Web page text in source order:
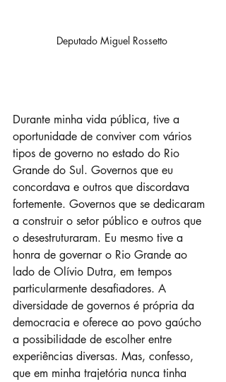
Deputado Miguel Rossetto
Durante minha vida pública, tive a
oportunidade de conviver com vários
tipos de governo no estado do Rio
Grande do Sul. Governos que eu
concordava e outros que discordava
fortemente. Governos que se dedicaram
a construir o setor público e outros que
o desestruturaram. Eu mesmo tive a
honra de governar o Rio Grande ao
lado de Olívio Dutra, em tempos
particularmente desafiadores. A
diversidade de governos é própria da
democracia e oferece ao povo gaúcho
a possibilidade de escolher entre
experiências diversas. Mas, confesso,
que em minha trajetória nunca tinha